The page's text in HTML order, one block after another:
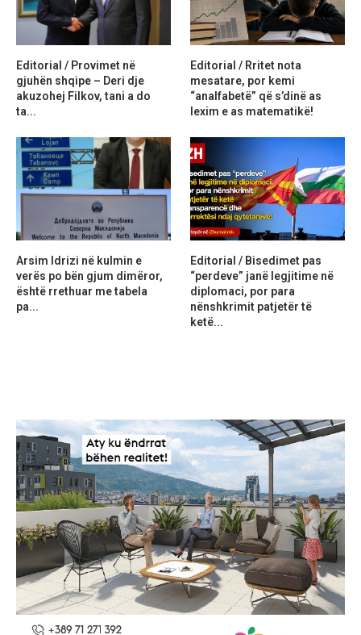
Editorial / Provimet në
gjuhën shqipe – Deri dje
akuzohej Filkov, tani a do
ta...
Editorial / Rritet nota
mesatare, por kemi
“analfabetë” që s’dinë as
lexim e as matematikë!
Arsim Idrizi në kulmin e
verës po bën gjum dimëror,
është rrethuar me tabela
pa...
Editorial / Bisedimet pas
“perdeve” janë legjitime në
diplomaci, por para
nënshkrimit patjetër të
ketë...